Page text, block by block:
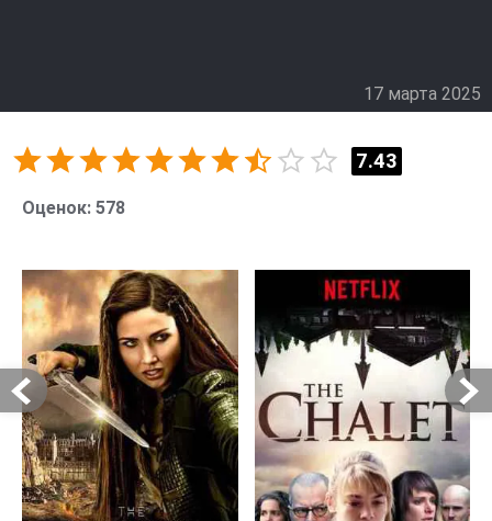
17 марта 2025
7.43
Оценок: 578